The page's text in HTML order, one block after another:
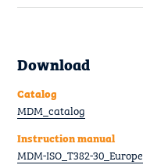
Download
Catalog
MDM_catalog
Instruction manual
MDM-ISO_T382-30_Europe